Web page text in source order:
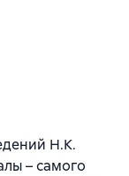
Н.К.
– самого